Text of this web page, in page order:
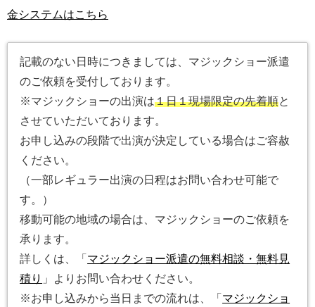
金システムはこちら
記載のない日時につきましては、マジックショー派遣
のご依頼を受付しております。
※マジックショーの出演は１日１現場限定の先着順と
させていただいております。
お申し込みの段階で出演が決定している場合はご容赦
ください。
（一部レギュラー出演の日程はお問い合わせ可能で
す。）
移動可能の地域の場合は、マジックショーのご依頼を
承ります。
詳しくは、「 マジックショー派遣の無料相談・無料見
積り 」よりお問い合わせください。
※お申し込みから当日までの流れは、「 マジックショ